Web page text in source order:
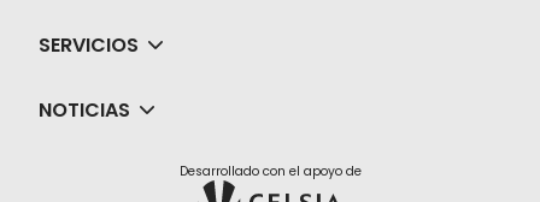
SERVICIOS
NOTICIAS
Desarrollado con el apoyo de